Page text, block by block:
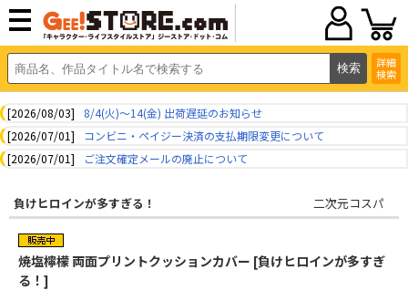
詳細
検索
[2026/08/03]
8/4(火)～14(金) 出荷遅延のお知らせ
[2026/07/01]
コンビニ・ペイジー決済の支払期限変更について
[2026/07/01]
ご注文確定メールの廃止について
負けヒロインが多すぎる！ 二次元コスパ
焼塩檸檬 両面プリントクッションカバー [負けヒロインが多すぎ
る！]